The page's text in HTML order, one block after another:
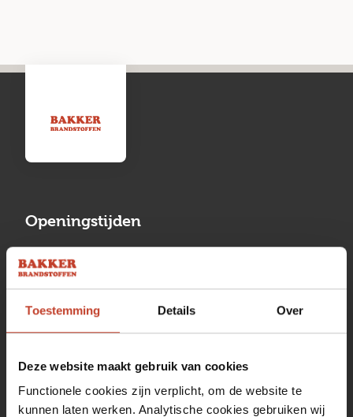
Toestemming Details Over
Deze website maakt gebruik van cookies
Functionele cookies zijn verplicht, om de website te
kunnen laten werken. Analytische cookies gebruiken wij
Openingstijden
Maandag
Woensdag
Donderdag
08:00 tot 17:00
Vrijdag
08:00 tot 17:00